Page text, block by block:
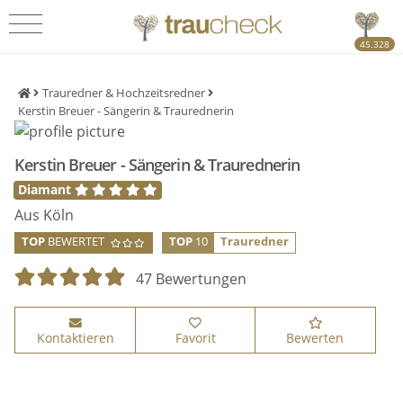
45.328
Trauredner & Hochzeitsredner
Kerstin Breuer - Sängerin & Traurednerin
Kerstin Breuer - Sängerin & Traurednerin
Diamant
Aus Köln
TOP BEWERTET TOP 10 Trauredner
47 Bewertungen
Kontaktieren Favorit Bewerten